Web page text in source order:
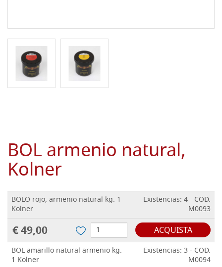
BOL armenio natural,
Kolner
BOLO rojo, armenio natural kg. 1
Kolner
Existencias: 4 - COD.
M0093
€ 49,00 ACQUISTA
BOL amarillo natural armenio kg.
1 Kolner
Existencias: 3 - COD.
M0094